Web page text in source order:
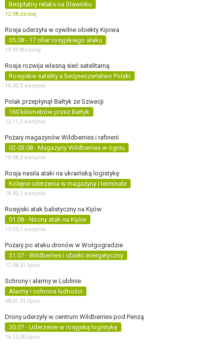
Bezpłatny relaks na Sławinku
12:38,dzisiaj
Rosja uderzyła w cywilne obiekty Kijowa
05.08 - 17 ofiar rosyjskiego ataku
13:39,Wczoraj
Rosja rozwija własną sieć satelitarną
Rosyjskie satelity a bezpieczeństwo Polski
16:00,3 sierpnia
Polak przepłynął Bałtyk ze Szwecji
160 kilometrów przez Bałtyk
12:11,3 sierpnia
Pożary magazynów Wildberries i rafinerii
02-03.08 - Magazyny Wildberries w ogniu
10:48,3 sierpnia
Rosja nasila ataki na ukraińską logistykę
Kolejne uderzenia w magazyny i terminale
16:40,1 sierpnia
Rosyjski atak balistyczny na Kijów
01.08 - Nocny atak na Kijów
12:59,1 sierpnia
Pożary po ataku dronów w Wołgogradzie
31.07 - Wildberries i obiekt energetyczny
12:08,31 lipca
Schrony i alarmy w Lublinie
Alarmy i ochrona ludności
08:01,31 lipca
Drony uderzyły w centrum Wildberries pod Penzą
30.07 - Uderzenie w rosyjską logistykę
16:13,30 lipca